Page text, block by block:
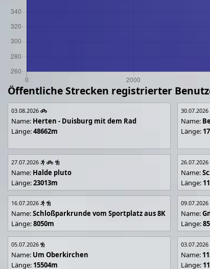
Öffentliche Strecken registrierter
03.08.2026
Name: Herten - Duisburg mit dem Rad
Länge:48662m
30.07.2026
Name:
Länge:
27.07.2026
Name: Halde pluto
Länge:23013m
26.07.2026
Name:
Länge:
16.07.2026
Name:Schloßparkrunde vom Sportplatz aus 8K
Länge:8050m
09.07.2026
Name:
Länge:
05.07.2026
Name: Um Oberkirchen
Länge: 15504m
03.07.2026
Name:
Länge: